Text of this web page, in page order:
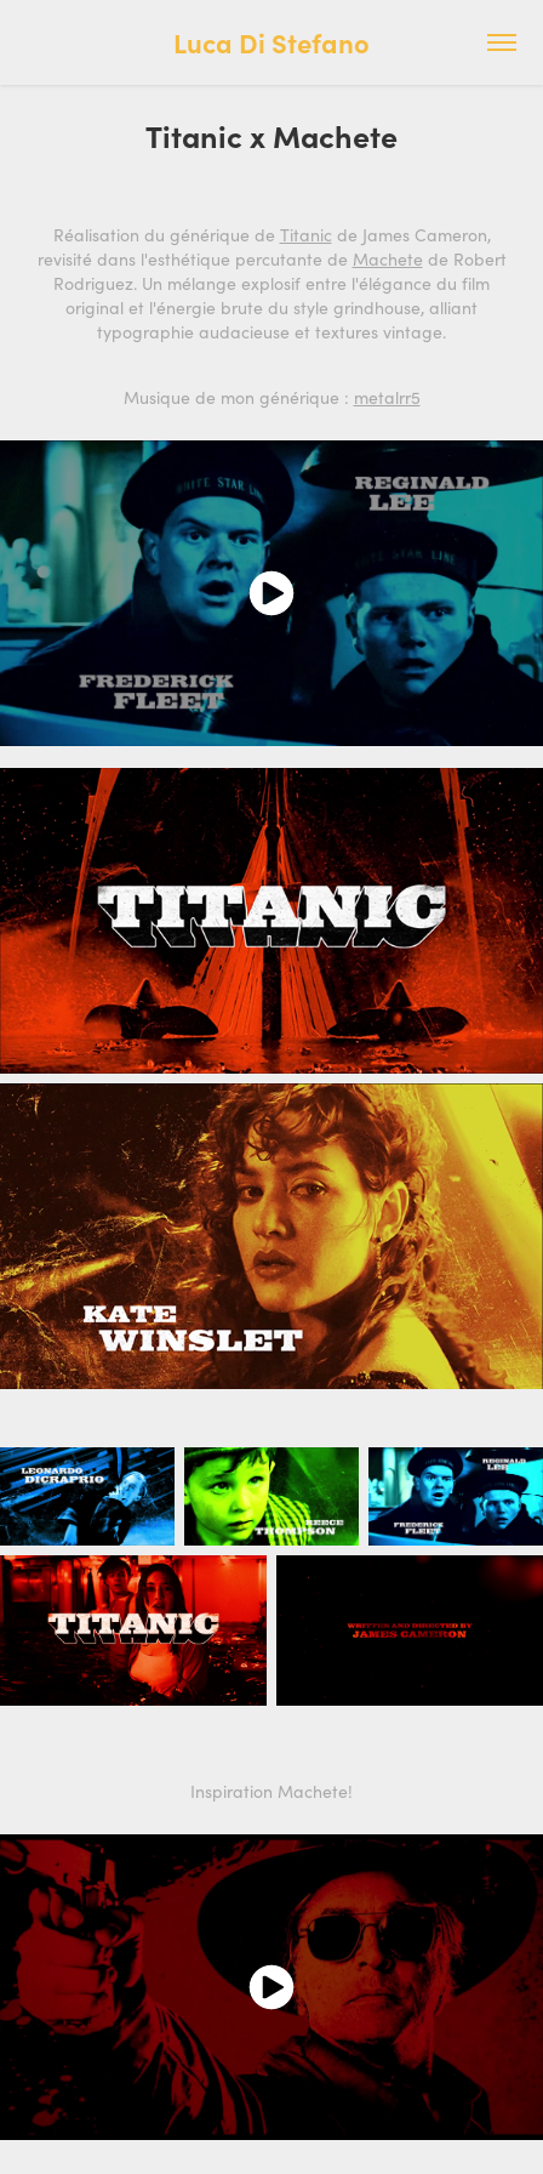
Luca Di Stefano
Titanic x Machete
Réalisation du générique de Titanic de James Cameron,
revisité dans l'esthétique percutante de Machete de Robert
Rodriguez. Un mélange explosif entre l'élégance du film
original et l'énergie brute du style grindhouse, alliant
typographie audacieuse et textures vintage.
Musique de mon générique : metalrr5
Inspiration Machete!